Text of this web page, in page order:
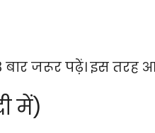
बार जरूर पढ़ें। इस
में)